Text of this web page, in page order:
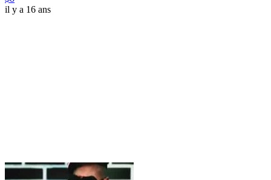
il y a 16 ans